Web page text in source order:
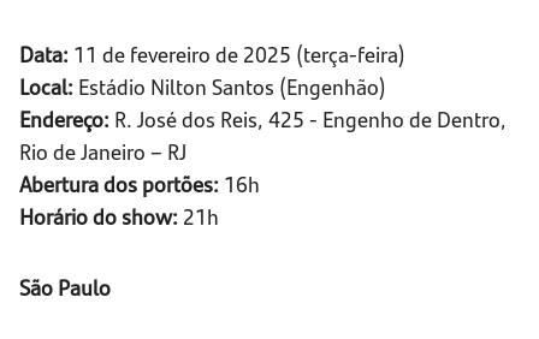
Data: 11 de fevereiro de 2025 (terça-feira)
Local: Estádio Nilton Santos (Engenhão)
Endereço: R. José dos Reis, 425 - Engenho de Dentro,
Rio de Janeiro – RJ
Abertura dos portões: 16h
Horário do show: 21h
São Paulo